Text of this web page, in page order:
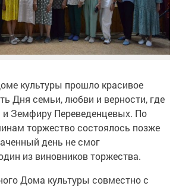
культуры прошло красивое
Дня семьи, любви и верности, где
и Земфиру Переведенцевых. По
торжество состоялось позже
день не смог
из виновников торжества.
Дома культуры совместно с